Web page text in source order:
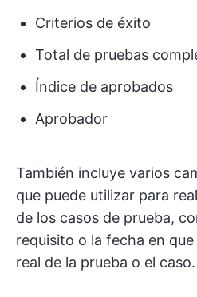
Criterios de éxito
Total de pruebas
Índice de aprobados
Aprobador
También incluye varios
que puede utilizar para
de los casos de prueba,
requisito o la fecha en
real de la prueba o el caso.